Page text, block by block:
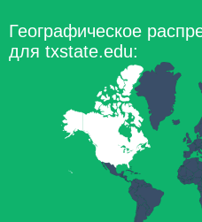
Географическое
для txstate.edu: